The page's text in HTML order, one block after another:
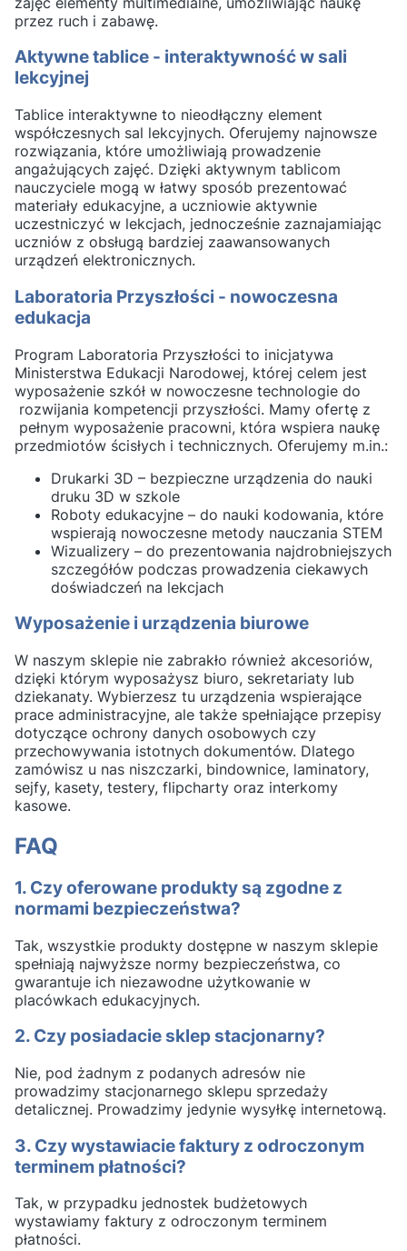
przez ruch i zabawę.
Aktywne tablice - interaktywność w sali
lekcyjnej
Tablice interaktywne to nieodłączny element
współczesnych sal lekcyjnych. Oferujemy najnowsze
rozwiązania, które umożliwiają prowadzenie
angażujących zajęć. Dzięki aktywnym tablicom
nauczyciele mogą w łatwy sposób prezentować
materiały edukacyjne, a uczniowie aktywnie
uczestniczyć w lekcjach, jednocześnie zaznajamiając
uczniów z obsługą bardziej zaawansowanych
urządzeń elektronicznych.
Laboratoria Przyszłości - nowoczesna
edukacja
Program Laboratoria Przyszłości to inicjatywa
Ministerstwa Edukacji Narodowej, której celem jest
wyposażenie szkół w nowoczesne technologie do
rozwijania kompetencji przyszłości. Mamy ofertę z
pełnym wyposażenie pracowni, która wspiera naukę
przedmiotów ścisłych i technicznych. Oferujemy m.in.:
Drukarki 3D – bezpieczne urządzenia do nauki
druku 3D w szkole
Roboty edukacyjne – do nauki kodowania, które
wspierają nowoczesne metody nauczania STEM
Wizualizery – do prezentowania najdrobniejszych
szczegółów podczas prowadzenia ciekawych
doświadczeń na lekcjach
Wyposażenie i urządzenia biurowe
W naszym sklepie nie zabrakło również akcesoriów,
dzięki którym wyposażysz biuro, sekretariaty lub
dziekanaty. Wybierzesz tu urządzenia wspierające
prace administracyjne, ale także spełniające przepisy
dotyczące ochrony danych osobowych czy
przechowywania istotnych dokumentów. Dlatego
zamówisz u nas niszczarki, bindownice, laminatory,
sejfy, kasety, testery, flipcharty oraz interkomy
kasowe.
FAQ
1. Czy oferowane produkty są zgodne z
normami bezpieczeństwa?
Tak, wszystkie produkty dostępne w naszym sklepie
spełniają najwyższe normy bezpieczeństwa, co
gwarantuje ich niezawodne użytkowanie w
placówkach edukacyjnych.
2. Czy posiadacie sklep stacjonarny?
Nie, pod żadnym z podanych adresów nie
prowadzimy stacjonarnego sklepu sprzedaży
detalicznej. Prowadzimy jedynie wysyłkę internetową.
3. Czy wystawiacie faktury z odroczonym
terminem płatności?
Tak, w przypadku jednostek budżetowych
wystawiamy faktury z odroczonym terminem
płatności.